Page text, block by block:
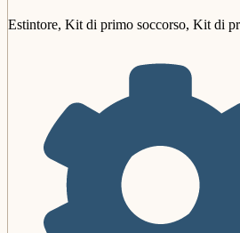
Estintore, Kit di primo soccorso, Kit di